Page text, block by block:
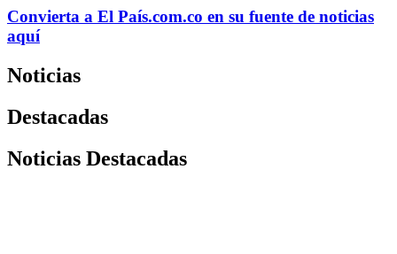
Convierta a El País.com.co en su fuente de noticias
aquí
Noticias
Destacadas
Noticias Destacadas